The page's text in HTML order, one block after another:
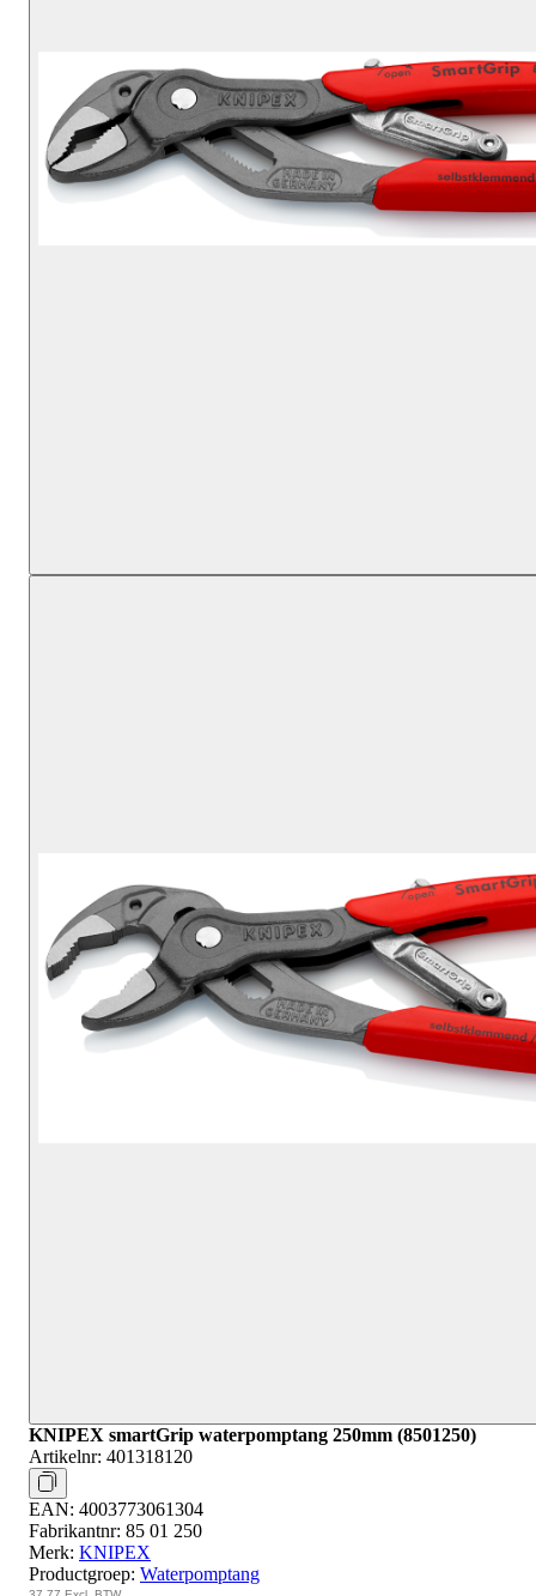
KNIPEX smartGrip waterpomptang 250mm (8501250)
Artikelnr: 401318120
EAN: 4003773061304
Fabrikantnr: 85 01 250
Merk: KNIPEX
Productgroep: Waterpomptang